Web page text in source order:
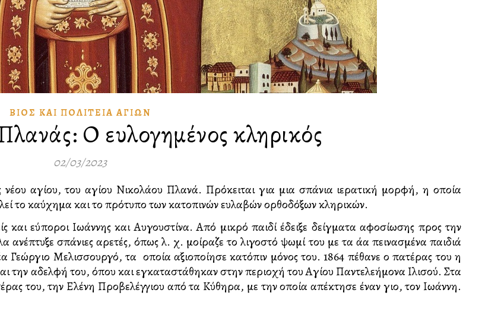
ΒΊΟΣ ΚΑῚ ΠΟΛΙΤΕΊΑ ἉΓΊΩΝ
Ο ευλογημένος κληρικός
02/03/2023
αγίου, του αγίου Νικολάου Πλανά. Πρόκειται για μια σπάνια ιερατική μορφή, η οποία
το καύχημα και το πρότυπο των κατοπινών ευλαβών ορθοδόξων κληρικών.
και εύποροι Ιωάννης και Αυγουστίνα. Από μικρό παιδί έδειξε δείγματα αφοσίωσης προς την
σπάνιες αρετές, όπως λ. χ. μοίραζε το λιγοστό ψωμί του με τα άλλα πεινασμένα παιδιά
Μελισσουργό, τα οποία αξιοποίησε κατόπιν μόνος του. 1864 πέθανε ο πατέρας του η
την αδελφή του, όπου και εγκαταστάθηκαν στην περιοχή του Αγίου Παντελεήμονα Ιλισού. Στα
του, την Ελένη Προβελέγγιου από τα Κύθηρα, με την οποία απέκτησε έναν γιο, τον Ιωάννη.